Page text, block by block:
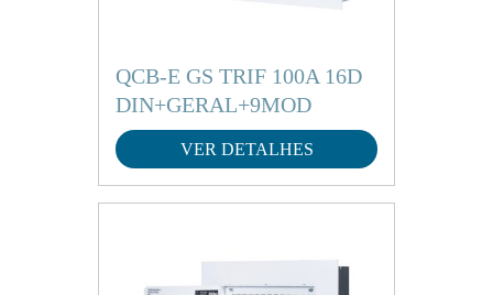
QCB-E GS TRIF 100A 16D
DIN+GERAL+9MOD
VER DETALHES